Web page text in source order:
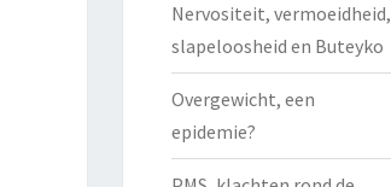
Nervositeit, vermoeidheid,
slapeloosheid en Buteyko
Overgewicht, een
epidemie?